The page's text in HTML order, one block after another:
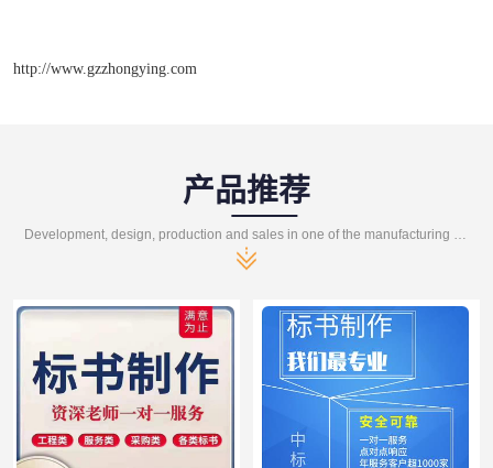
http://www.gzzhongying.com
产品推荐